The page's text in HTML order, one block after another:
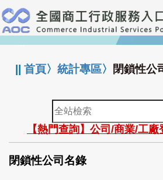
跳
到
主
要
:::
||首頁〉統計專區〉 閉鎖性公
全
站
檢
索
【熱門查詢】公司/商業/工
閉鎖性公司名錄